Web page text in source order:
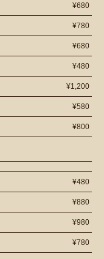
¥680
¥780
¥680
¥480
¥1,200
¥580
¥800
¥480
¥880
¥980
¥780